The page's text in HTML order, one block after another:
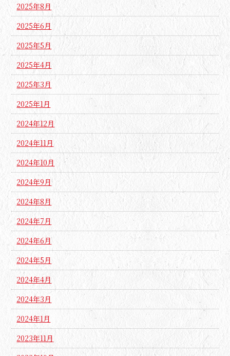
2025年8月
2025年6月
2025年5月
2025年4月
2025年3月
2025年1月
2024年12月
2024年11月
2024年10月
2024年9月
2024年8月
2024年7月
2024年6月
2024年5月
2024年4月
2024年3月
2024年1月
2023年11月